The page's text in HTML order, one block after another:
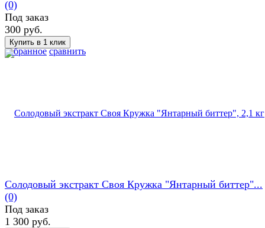
избранное сравнить
(0)
Под заказ
300 руб.
Солодовый экстракт Своя Кружка "Янтарный биттер"...
(0)
Под заказ
1 300 руб.